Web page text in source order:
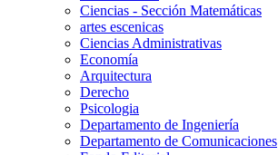
Ciencias - Sección Matemáticas
artes escenicas
Ciencias Administrativas
Economía
Arquitectura
Derecho
Psicologia
Departamento de Ingeniería
Departamento de Comunicaciones